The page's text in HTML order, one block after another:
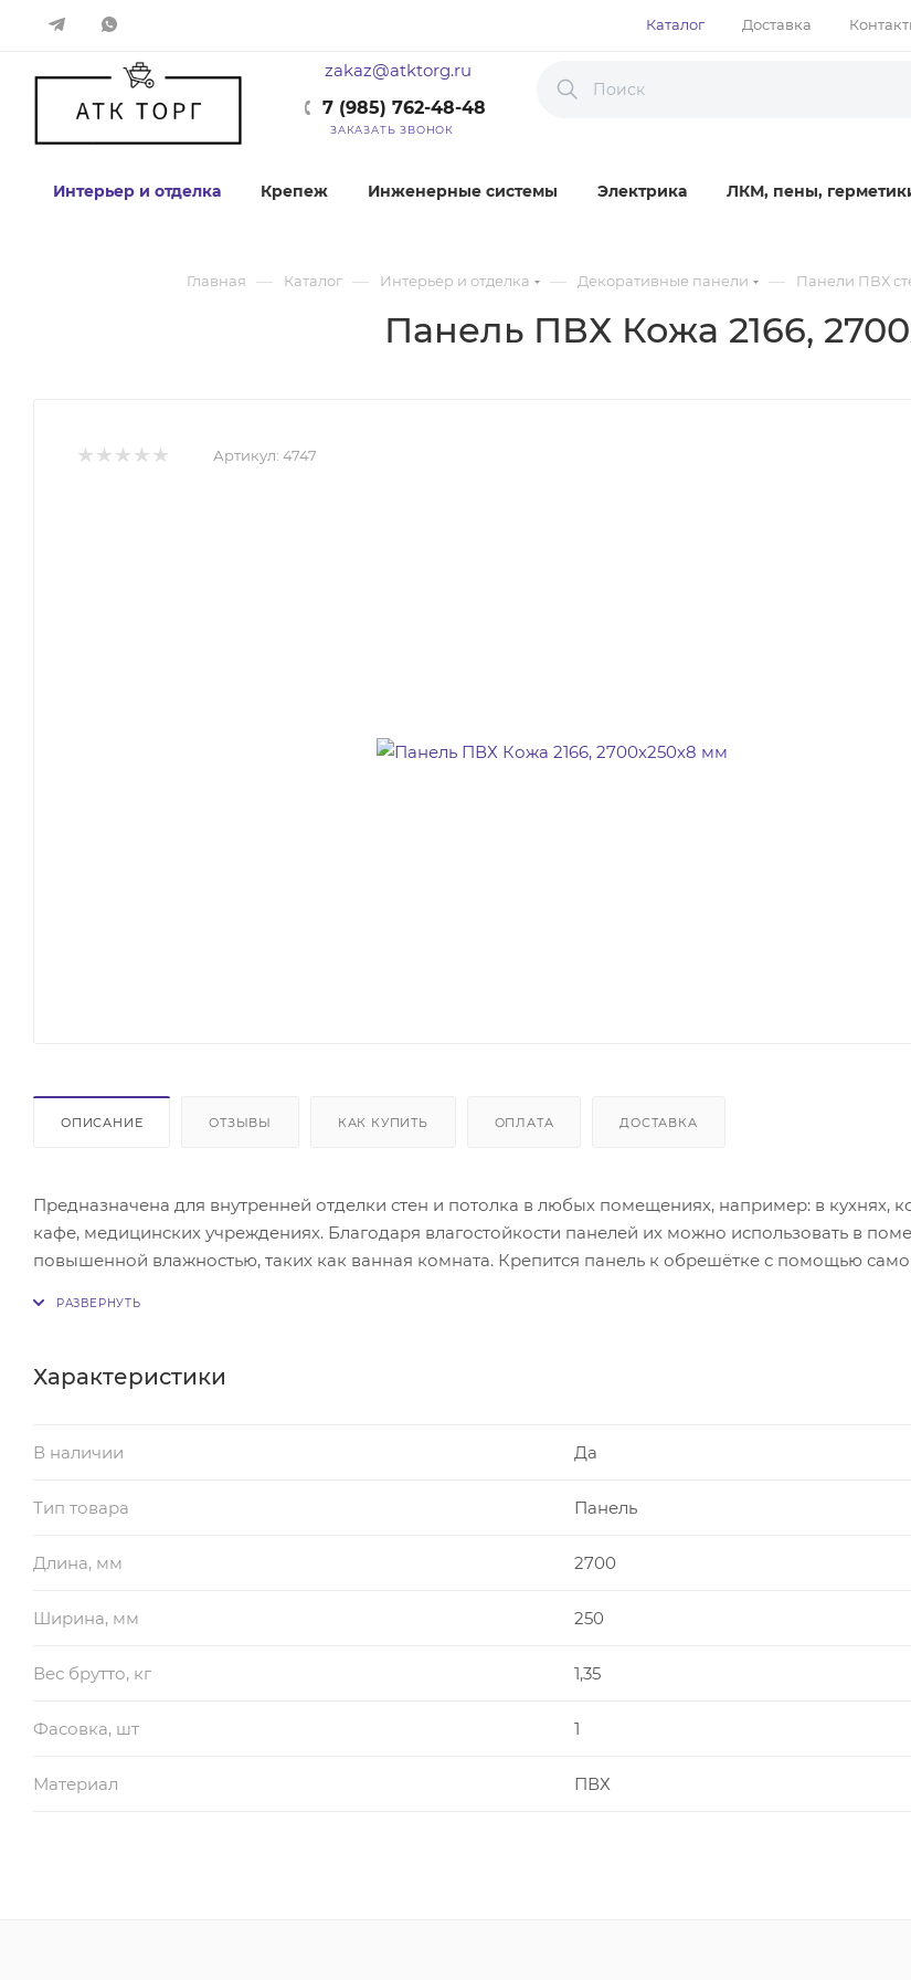
Каталог Доставка
zakaz@atktorg.ru
7 (985) 762-48-48
ЗАКАЗАТЬ ЗВОНОК
Интерьер и отделка Крепеж Инженерные системы Электрика ЛКМ, пены,
Главная — Каталог — Интерьер и отделка — Декоративные панели — Панели ПВХ
Панель ПВХ Кожа 2166,
Артикул: 4747
ОПИСАНИЕ ОТЗЫВЫ КАК КУПИТЬ ОПЛАТА ДОСТАВКА
Предназначена для внутренней отделки стен и потолка в любых помещениях, например: в кухнях,
кафе, медицинских учреждениях. Благодаря влагостойкости панелей их можно использовать в
повышенной влажностью, таких как ванная комната. Крепится панель к обрешётке с помощью
Обратите внимание, что цвет товара на фото может варьироваться в зависимости от настроек
Характеристики
В наличии Да
Тип товара Панель
Длина, мм 2700
Ширина, мм 250
Вес брутто, кг 1,35
Фасовка, шт 1
Материал ПВХ